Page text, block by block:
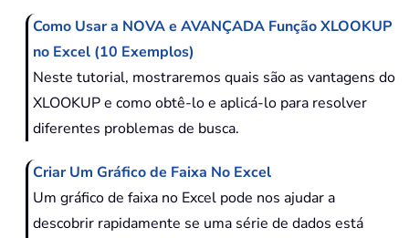
Como Usar a NOVA e AVANÇADA Função XLOOKUP
no Excel (10 Exemplos)
Neste tutorial, mostraremos quais são as vantagens do
XLOOKUP e como obtê-lo e aplicá-lo para resolver
diferentes problemas de busca.
Criar Um Gráfico de Faixa No Excel
Um gráfico de faixa no Excel pode nos ajudar a
descobrir rapidamente se uma série de dados está